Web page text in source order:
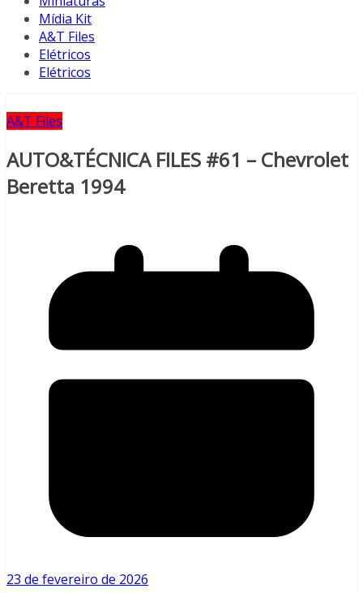
Mídia Kit
A&T Files
Elétricos
Elétricos
A&T Files
AUTO&TÉCNICA FILES #61 – Chevrolet
Beretta 1994
23 de fevereiro de 2026